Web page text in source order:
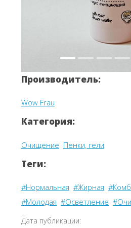
Производитель:
Wow Frau
Категория:
Очищение Пенки, гели
Теги:
#Нормальная #Жирная
#Молодая #Осветление
Дата публикации: